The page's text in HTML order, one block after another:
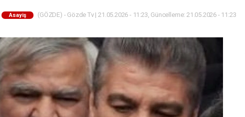
Asayiş (GÖZDE) - Gözde Tv | 21.05.2026 - 11:23, Güncelleme: 21.05.2026 - 11:23